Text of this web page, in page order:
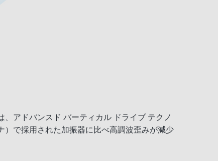
アドバンスド バーティカル ドライブ テクノ
で採用された加振器に比べ高調波歪みが減少